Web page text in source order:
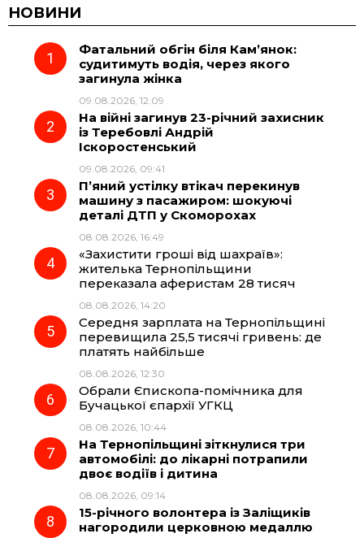
c
e
o
k
e
r
a
m
t
p
НОВИНИ
Фатальний обгін біля Кам’янок:
судитимуть водія, через якого
загинула жінка
09.08.2026, 12:09
На війні загинув 23-річний захисник
із Теребовлі Андрій
Іскоростенський
09.08.2026, 09:41
П’яний устілку втікач перекинув
машину з пасажиром: шокуючі
деталі ДТП у Скоморохах
08.08.2026, 16:49
«Захистити гроші від шахраїв»:
жителька Тернопільщини
переказала аферистам 28 тисяч
08.08.2026, 14:20
Середня зарплата на Тернопільщині
перевищила 25,5 тисячі гривень: де
платять найбільше
08.08.2026, 12:30
Обрали Єпископа-помічника для
Бучацької єпархії УГКЦ
08.08.2026, 10:44
На Тернопільщині зіткнулися три
автомобілі: до лікарні потрапили
двоє водіїв і дитина
08.08.2026, 09:14
15-річного волонтера із Заліщиків
нагородили церковною медаллю